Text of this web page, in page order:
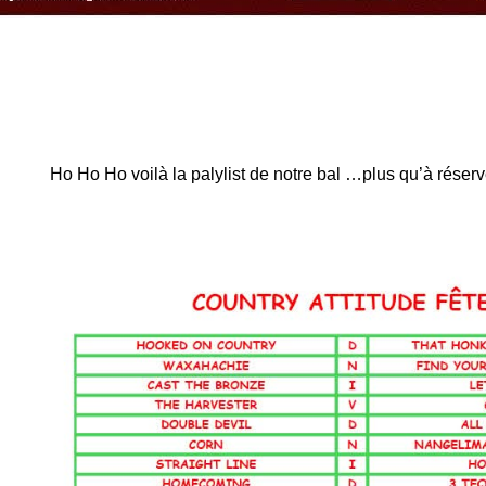
Ho Ho Ho voilà la palylist de notre bal …plus qu’à